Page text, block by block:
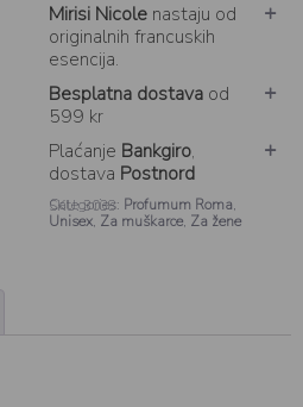
Mirisi Nicole nastaju od
originalnih francuskih
esencija.
Besplatna dostava od
599 kr
Plaćanje Bankgiro,
dostava Postnord
SKU: 3038
Categories: Profumum Roma,
Unisex, Za muškarce, Za žene